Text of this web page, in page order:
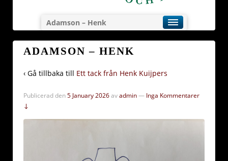
Adamson – Henk
ADAMSON – HENK
‹ Gå tillbaka till Ett tack från Henk Kuijpers
Publicerad den5 January 2026avadmin— Inga Kommentarer
↓